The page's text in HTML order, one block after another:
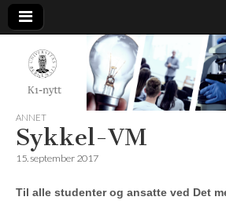
K1-
Nytt
ANNET
Sykkel-VM
15. september 2017
Til alle studenter og ansatte ved Det